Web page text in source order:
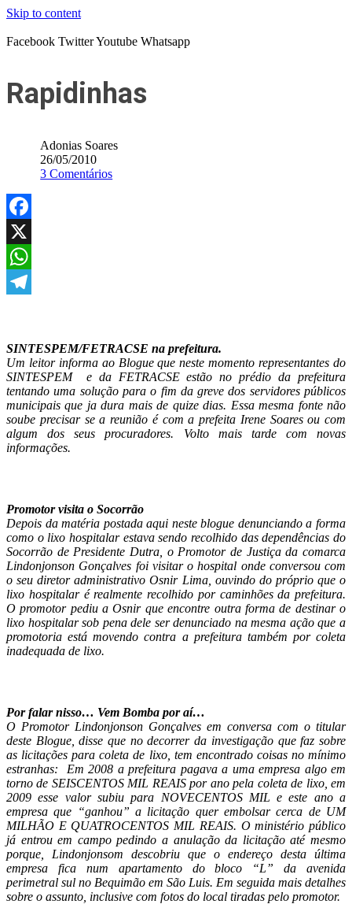
Skip to content
Facebook TwitterYoutube Whatsapp
Rapidinhas
Adonias Soares
26/05/2010
3 Comentários
Facebook
X
WhatsApp
SINTESPEM/FETRACSE na prefeitura.
Um leitor informa ao Blogue que neste momento representantes do
SINTESPEM e da FETRACSE estão no prédio da prefeitura
tentando uma solução para o fim da greve dos servidores públicos
municipais que ja dura mais de quize dias. Essa mesma fonte não
soube precisar se a reunião é com a prefeita Irene Soares ou com
algum dos seus procuradores. Volto mais tarde com novas
informações.
Promotor visita o Socorrão
Depois da matéria postada aqui neste blogue denunciando a forma
como o lixo hospitalar estava sendo recolhido das dependências do
Socorrão de Presidente Dutra, o Promotor de Justiça da comarca
Lindonjonson Gonçalves foi visitar o hospital onde conversou com
o seu diretor administrativo Osnir Lima, ouvindo do próprio que o
lixo hospitalar é realmente recolhido por caminhões da prefeitura.
O promotor pediu a Osnir que encontre outra forma de destinar o
lixo hospitalar sob pena dele ser denunciado na mesma ação que a
promotoria está movendo contra a prefeitura também por coleta
inadequada de lixo.
Por falar nisso… Vem Bomba por aí…
O Promotor Lindonjonson Gonçalves em conversa com o titular
deste Blogue, disse que no decorrer da investigação que faz sobre
as licitações para coleta de lixo, tem encontrado coisas no mínimo
estranhas: Em 2008 a prefeitura pagava a uma empresa algo em
torno de SEISCENTOS MIL REAIS por ano pela coleta de lixo, em
2009 esse valor subiu para NOVECENTOS MIL e este ano a
empresa que “ganhou” a licitação quer embolsar cerca de UM
MILHÃO E QUATROCENTOS MIL REAIS. O ministério público
já entrou em campo pedindo a anulação da licitação até mesmo
porque, Lindonjonsom descobriu que o endereço desta última
empresa fica num apartamento do bloco “L” da avenida
perimetral sul no Bequimão em São Luis. Em seguida mais detalhes
sobre o assunto, inclusive com fotos do local tiradas pelo promotor.